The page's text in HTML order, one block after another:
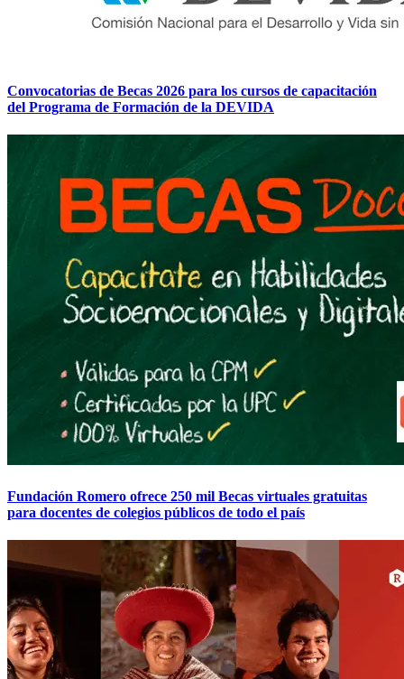
Convocatorias de Becas 2026 para los cursos de capacitación
del Programa de Formación de la DEVIDA
Fundación Romero ofrece 250 mil Becas virtuales gratuitas
para docentes de colegios públicos de todo el país